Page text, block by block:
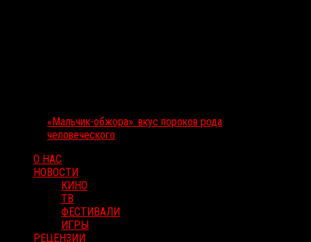
«Мальчик-обжора»: вкус пороков рода
человеческого
О НАС
НОВОСТИ
КИНО
ТВ
ФЕСТИВАЛИ
ИГРЫ
РЕЦЕНЗИИ